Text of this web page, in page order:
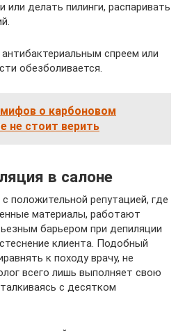
или делать пилинги, распаривать
спреем или
обезболивается.
о карбоновом
не стоит верить
в салоне
положительной репутацией, где
материалы, работают
барьером при депиляции
клиента. Подобный
к походу врачу, не
всего лишь выполняет свою
с десятком